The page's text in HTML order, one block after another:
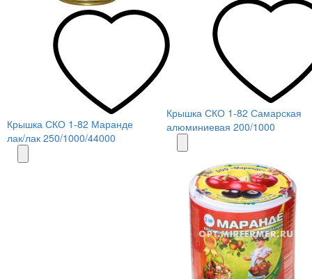
Крышка СКО 1-82 Маранде
лак/лак 250/1000/44000
Крышка СКО 1-82 Самарская
алюминиевая 200/1000